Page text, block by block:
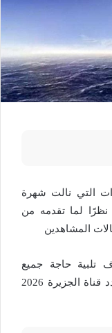
التي نالت شهرة
لما تقدمه من
المشاهدين
تلبية حاجة جميع
المشاهدين لذلك يكثر الآن البحث عن تردد قناة الجزيرة 2026